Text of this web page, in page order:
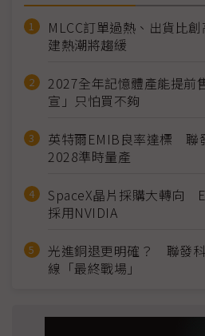
MLCC訂單過熱、出貨比
建熱潮將趨緩
2027全年記憶體產能提
宣」只怕買不夠
英特爾EMIB良率達標 聯
2028準時量產
SpaceX晶片採購大轉向
採用NVIDIA
光進銅退更明確？ 聯發
線「最終戰場」